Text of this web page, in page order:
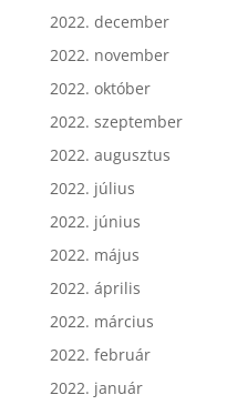
2022. december
2022. november
2022. október
2022. szeptember
2022. augusztus
2022. július
2022. június
2022. május
2022. április
2022. március
2022. február
2022. január